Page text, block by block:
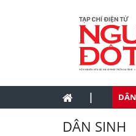
|
DÂN SINH